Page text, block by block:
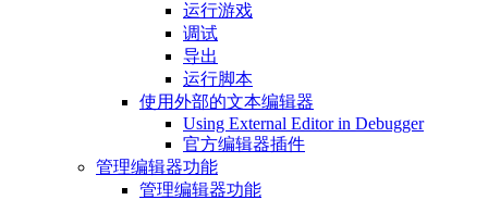
运行游戏
调试
导出
运行脚本
使用外部的文本编辑器
Using External Editor in Debugger
官方编辑器插件
管理编辑器功能
管理编辑器功能